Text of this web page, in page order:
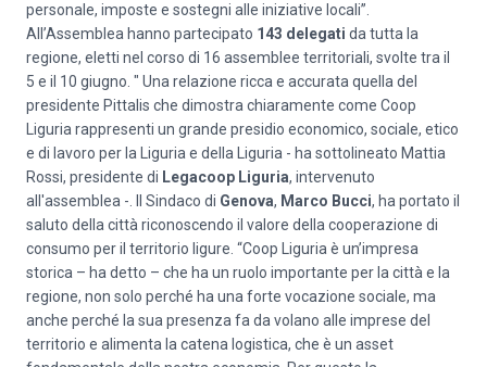
personale, imposte e sostegni alle iniziative locali”.
All’Assemblea hanno partecipato 143 delegati da tutta la
regione, eletti nel corso di 16 assemblee territoriali, svolte tra il
5 e il 10 giugno. " Una relazione ricca e accurata quella del
presidente Pittalis che dimostra chiaramente come Coop
Liguria rappresenti un grande presidio economico, sociale, etico
e di lavoro per la Liguria e della Liguria - ha sottolineato Mattia
Rossi, presidente di Legacoop Liguria, intervenuto
all'assemblea -. Il Sindaco di Genova, Marco Bucci, ha portato il
saluto della città riconoscendo il valore della cooperazione di
consumo per il territorio ligure. “Coop Liguria è un’impresa
storica – ha detto – che ha un ruolo importante per la città e la
regione, non solo perché ha una forte vocazione sociale, ma
anche perché la sua presenza fa da volano alle imprese del
territorio e alimenta la catena logistica, che è un asset